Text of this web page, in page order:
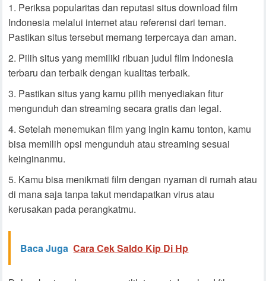
Periksa popularitas dan reputasi situs download film
Indonesia melalui internet atau referensi dari teman.
Pastikan situs tersebut memang terpercaya dan aman.
Pilih situs yang memiliki ribuan judul film Indonesia
terbaru dan terbaik dengan kualitas terbaik.
Pastikan situs yang kamu pilih menyediakan fitur
mengunduh dan streaming secara gratis dan legal.
Setelah menemukan film yang ingin kamu tonton, kamu
bisa memilih opsi mengunduh atau streaming sesuai
keinginanmu.
Kamu bisa menikmati film dengan nyaman di rumah atau
di mana saja tanpa takut mendapatkan virus atau
kerusakan pada perangkatmu.
Baca Juga Cara Cek Saldo Kip Di Hp